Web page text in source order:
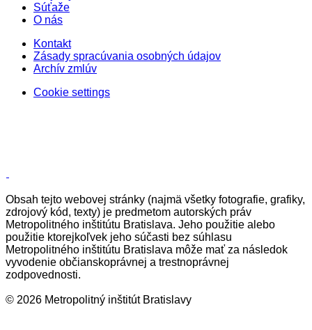
Súťaže
O nás
Kontakt
Zásady spracúvania osobných údajov
Archív zmlúv
Cookie settings
Obsah tejto webovej stránky (najmä všetky fotografie, grafiky,
zdrojový kód, texty) je predmetom autorských práv
Metropolitného inštitútu Bratislava. Jeho použitie alebo
použitie ktorejkoľvek jeho súčasti bez súhlasu
Metropolitného inštitútu Bratislava môže mať za následok
vyvodenie občianskoprávnej a trestnoprávnej
zodpovednosti.
© 2026 Metropolitný inštitút Bratislavy